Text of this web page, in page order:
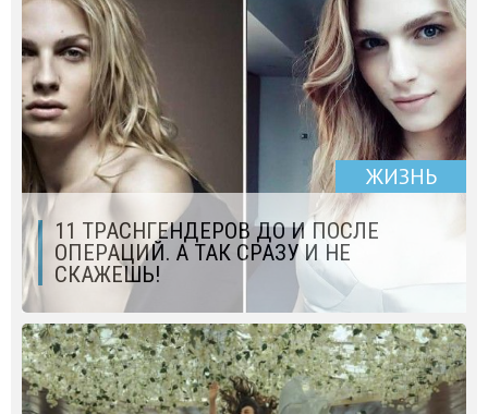
ЖИЗНЬ
11 ТРАСНГЕНДЕРОВ ДО И ПОСЛЕ
ОПЕРАЦИЙ. А ТАК СРАЗУ И НЕ
СКАЖЕШЬ!